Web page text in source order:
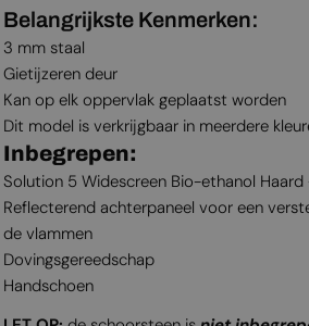
Belangrijkste Kenmerken:
3 mm staal
Gietijzeren deur
Kan op elk oppervlak geplaatst worden
Dit model is verkrijgbaar in meerdere
Inbegrepen:
Solution 5 Widescreen Bio-ethanol
Reflecterend achterpaneel voor een
de vlammen
Dovingsgereedschap
Handschoen